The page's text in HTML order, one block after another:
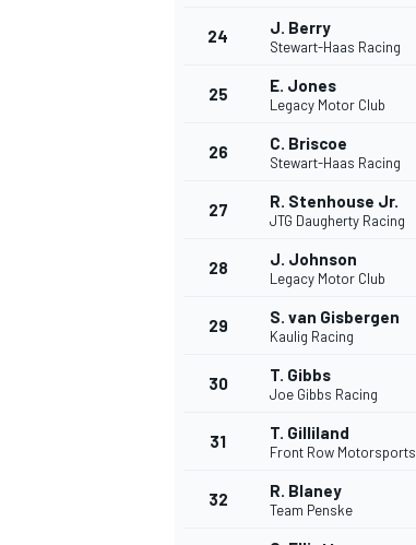
MÁS CATEGORÍAS
24 J. Berry
Stewart-Haas Racing
25 E. Jones
Legacy Motor Club
26 C. Briscoe
Stewart-Haas Racing
27 R. Stenhouse Jr.
JTG Daugherty Racing
28 J. Johnson
Legacy Motor Club
29 S. van Gisbergen
Kaulig Racing
30 T. Gibbs
Joe Gibbs Racing
31 T. Gilliland
Front Row Motorsports
32 R. Blaney
Team Penske